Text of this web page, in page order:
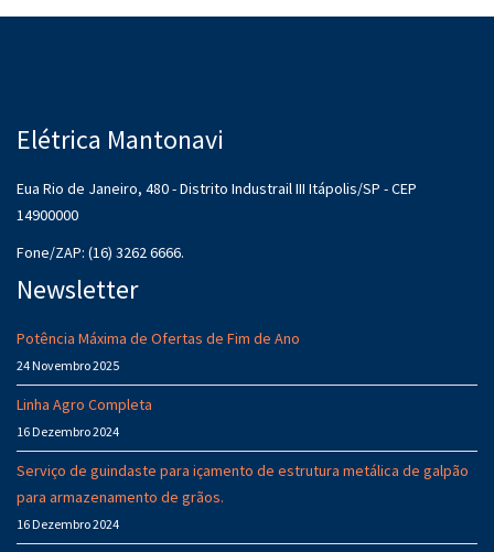
Elétrica Mantonavi
Eua Rio de Janeiro, 480 - Distrito Industrail III Itápolis/SP - CEP
14900000
Fone/ZAP: (16) 3262 6666.
Newsletter
Potência Máxima de Ofertas de Fim de Ano
24 Novembro 2025
Linha Agro Completa
16 Dezembro 2024
Serviço de guindaste para içamento de estrutura metálica de galpão
para armazenamento de grãos.
16 Dezembro 2024